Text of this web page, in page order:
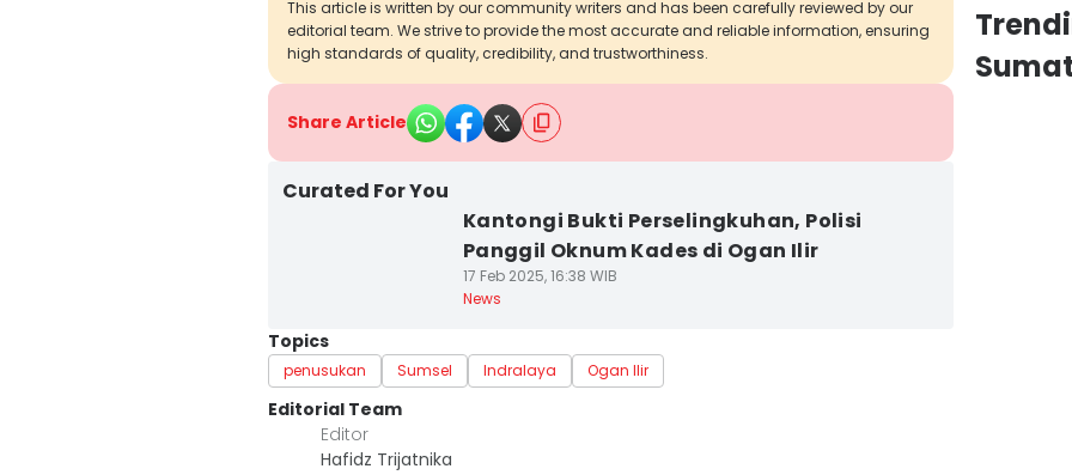
This article is written by our community writers and has been carefully reviewed by our
editorial team. We strive to provide the most accurate and reliable information, ensuring
high standards of quality, credibility, and trustworthiness.
Share Article
Curated For You
Kantongi Bukti Perselingkuhan, Polisi
Panggil Oknum Kades di Ogan Ilir
17 Feb 2025, 16:38 WIB
News
Topics
penusukan Sumsel Indralaya Ogan Ilir
Editorial Team
Editor
Hafidz Trijatnika